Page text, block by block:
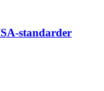
standarder